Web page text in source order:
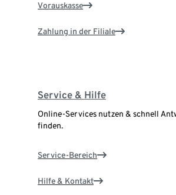
Vorauskasse
Zahlung in der Filiale
Service & Hilfe
Online-Services nutzen & schnell
finden.
Service-Bereich
Hilfe & Kontakt